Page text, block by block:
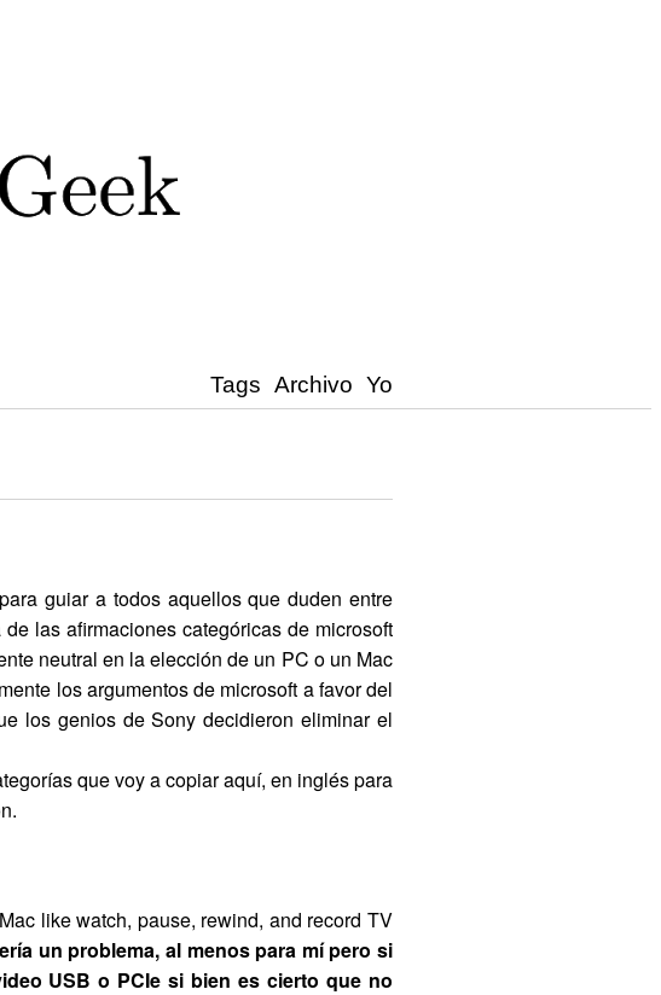
Tags Archivo Yo
guiar a todos aquellos que duden entre
las afirmaciones categóricas de microsoft
neutral en la elección de un PC o un Mac
los argumentos de microsoft a favor del
los genios de Sony decidieron eliminar el
que voy a copiar aquí, en inglés para
like watch, pause, rewind, and record TV
un problema, al menos para mí pero si
USB o PCIe si bien es cierto que no